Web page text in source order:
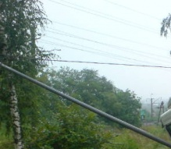
Перейти к основному содержанию